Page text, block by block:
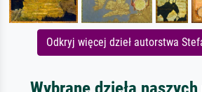
Odkryj więcej dzieł autorstwa